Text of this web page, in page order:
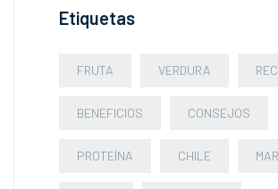
Etiquetas
FRUTA VERDURA
BENEFICIOS CONSEJOS
PROTEÍNA CHILE